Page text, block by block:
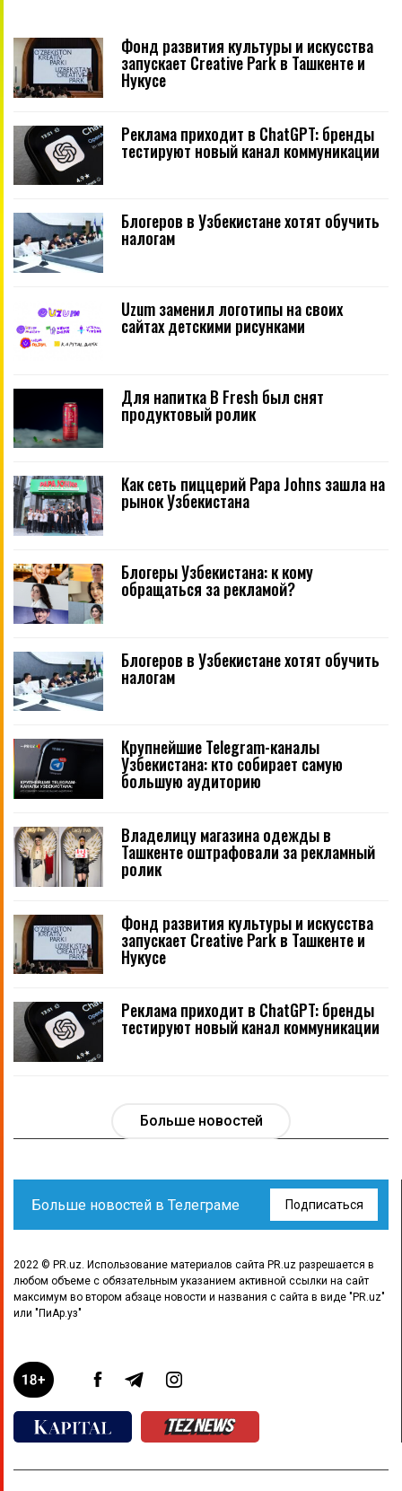
Фонд развития культуры и искусства
запускает Creative Park в Ташкенте и
Нукусе
Реклама приходит в ChatGPT: бренды
тестируют новый канал коммуникации
Блогеров в Узбекистане хотят обучить
налогам
Uzum заменил логотипы на своих
сайтах детскими рисунками
Для напитка B Fresh был снят
продуктовый ролик
Как сеть пиццерий Papa Johns зашла на
рынок Узбекистана
Блогеры Узбекистана: к кому
обращаться за рекламой?
Блогеров в Узбекистане хотят обучить
налогам
Крупнейшие Telegram-каналы
Узбекистана: кто собирает самую
большую аудиторию
Владелицу магазина одежды в
Ташкенте оштрафовали за рекламный
ролик
Фонд развития культуры и искусства
запускает Creative Park в Ташкенте и
Нукусе
Реклама приходит в ChatGPT: бренды
тестируют новый канал коммуникации
Больше новостей
Больше новостей в Телеграме Подписаться
2022 © PR.uz. Использование материалов сайта PR.uz разрешается в
любом объеме с обязательным указанием активной ссылки на сайт
максимум во втором абзаце новости и названия с сайта в виде "PR.uz"
или "ПиАр.уз"